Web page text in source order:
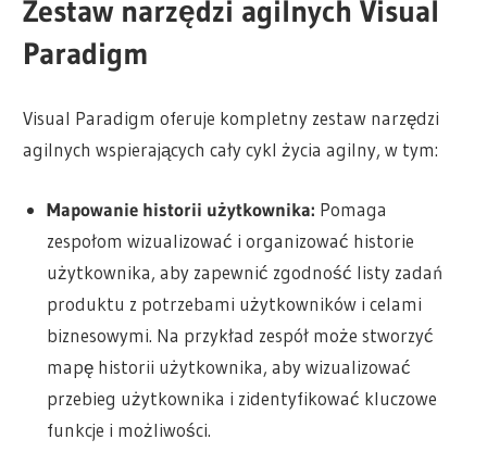
Zestaw narzędzi agilnych Visual
Paradigm
Visual Paradigm oferuje kompletny zestaw narzędzi
agilnych wspierających cały cykl życia agilny, w tym:
Mapowanie historii użytkownika: Pomaga
zespołom wizualizować i organizować historie
użytkownika, aby zapewnić zgodność listy zadań
produktu z potrzebami użytkowników i celami
biznesowymi. Na przykład zespół może stworzyć
mapę historii użytkownika, aby wizualizować
przebieg użytkownika i zidentyfikować kluczowe
funkcje i możliwości.